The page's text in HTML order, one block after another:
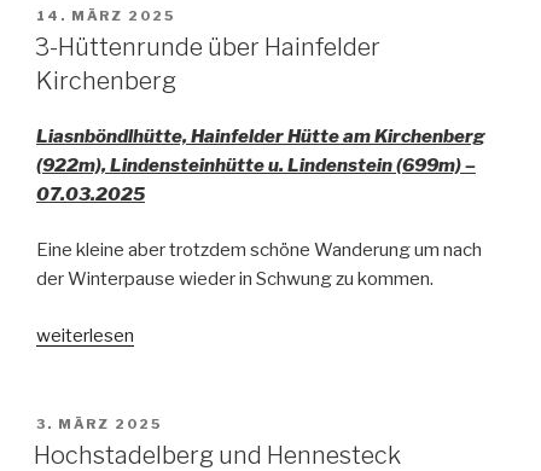
VERÖFFENTLICHT
AM
14. MÄRZ 2025
3-Hüttenrunde über Hainfelder
Kirchenberg
Liasnböndlhütte, Hainfelder Hütte am Kirchenberg
(922m), Lindensteinhütte u. Lindenstein (699m) –
07.03.2025
Eine kleine aber trotzdem schöne Wanderung um nach
der Winterpause wieder in Schwung zu kommen.
„3-
Hainfelder
Kirchenberg“
weiterlesen
VERÖFFENTLICHT
AM
3. MÄRZ 2025
Hochstadelberg und Hennesteck